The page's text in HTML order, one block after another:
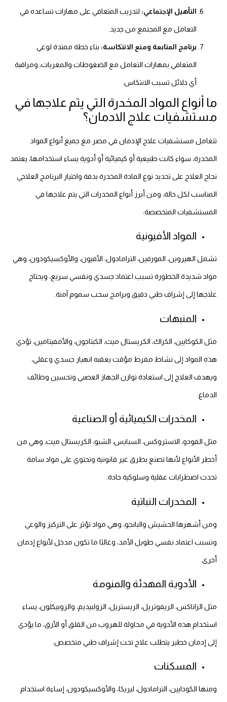
التأهيل الإجتماعي: لتدريب المتعافي على مهارات تساعده في
التعامل مع المجتمع من جديد.
برنامج المتابعة ومنع الانتكاسة: بناء خطة ممتدة لوعي
المتعافي بمهارات التعامل مع الضغوطات والمغريات، ومراقبة
أي دلائل تسبب الانتكاس.
ما أنواع المواد المخدرة التي يتم علاجها في
مستشفيات علاج الادمان؟
تتعامل مستشفيات علاج الإدمان في مصر مع جميع أنواع المواد
المخدرة، سواء كانت طبيعية أو كيميائية أو أدوية يساء استخدامها، يعتمد
نجاح العلاج على تحديد نوع المادة المخدرة بدقة واختيار البرنامج العلاجي
المناسب لكل حالة، ومن أبرز أنواع المخدرات التي يتم علاجها في
المستشفيات المتخصصة:
المواد الأفيونية
تشمل الهيروين، المورفين، الترامادول، الأفيون، والأوكسيكودون، وهي
مواد شديدة الخطورة تسبب اعتماد جسدي ونفسي سريع، ويحتاج
علاجها إلى إشراف طبي دقيق وبرامج سحب سموم آمنة.
المنبهات
مثل الكوكايين، الكراك، الكريستال ميث، الكبتاجون، والأمفيتامين، تؤدي
هذه المواد إلى نشاط مفرط مؤقت يعقبه انهيار جسدي وعقلي،
ويهدف العلاج إلى استعادة توازن الجهاز العصبي وتحسين وظائف
الدماغ.
المخدرات الكيميائية أو الصناعية
مثل الفودو، الاستروكس، السبايس، الشبو، الكريستال ميث، وهي من
أخطر الأنواع لأنها تصنع بطرق غير قانونية وتحتوي على مواد سامة
تحدث اضطرابات عقلية وسلوكية حادة.
المخدرات النباتية
ومن أشهرها الحشيش والبانجو، وهي مواد تؤثر على التركيز والوعي
وتسبب اعتماد نفسي طويل الأمد، وغالبًا ما تكون مدخل لأنواع إدمان
أخرى.
الأدوية المهدئة والمنومة
مثل الزاناكس، الريفوتريل، الريستريل، الزولبيديم، والزوبيكلون، يساء
استخدام هذه الأدوية في محاولة للهروب من القلق أو الأرق، ما يؤدي
إلى إدمان خطير يتطلب علاج تحت إشراف طبي متخصص.
المسكنات
ومنها الكودايين، الترامادول، ليريكا، والأوكسيكودون، إساءة استخدام